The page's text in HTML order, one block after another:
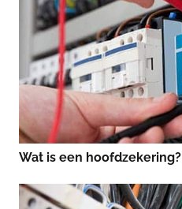
Wat is een hoofdzekering?